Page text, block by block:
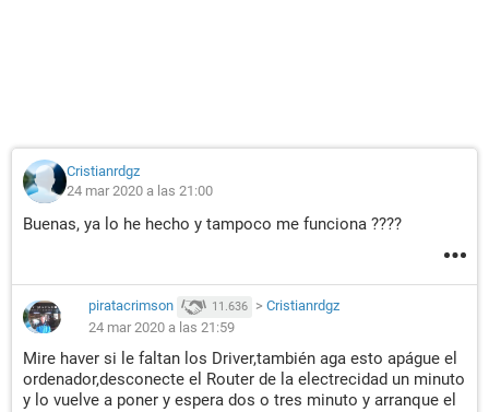
Cristianrdgz
24 mar 2020 a las 21:00
Buenas, ya lo he hecho y tampoco me funciona ????
piratacrimson 11.636 > Cristianrdgz
24 mar 2020 a las 21:59
Mire haver si le faltan los Driver,también aga esto apágue el
ordenador,desconecte el Router de la electrecidad un minuto
y lo vuelve a poner y espera dos o tres minuto y arranque el